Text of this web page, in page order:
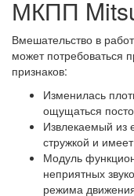
МКПП
Вмешательство в
может потребоваться
признаков:
Изменилась
ощущаться
Извлекаемый из
стружкой и
Модуль
неприятных
режима